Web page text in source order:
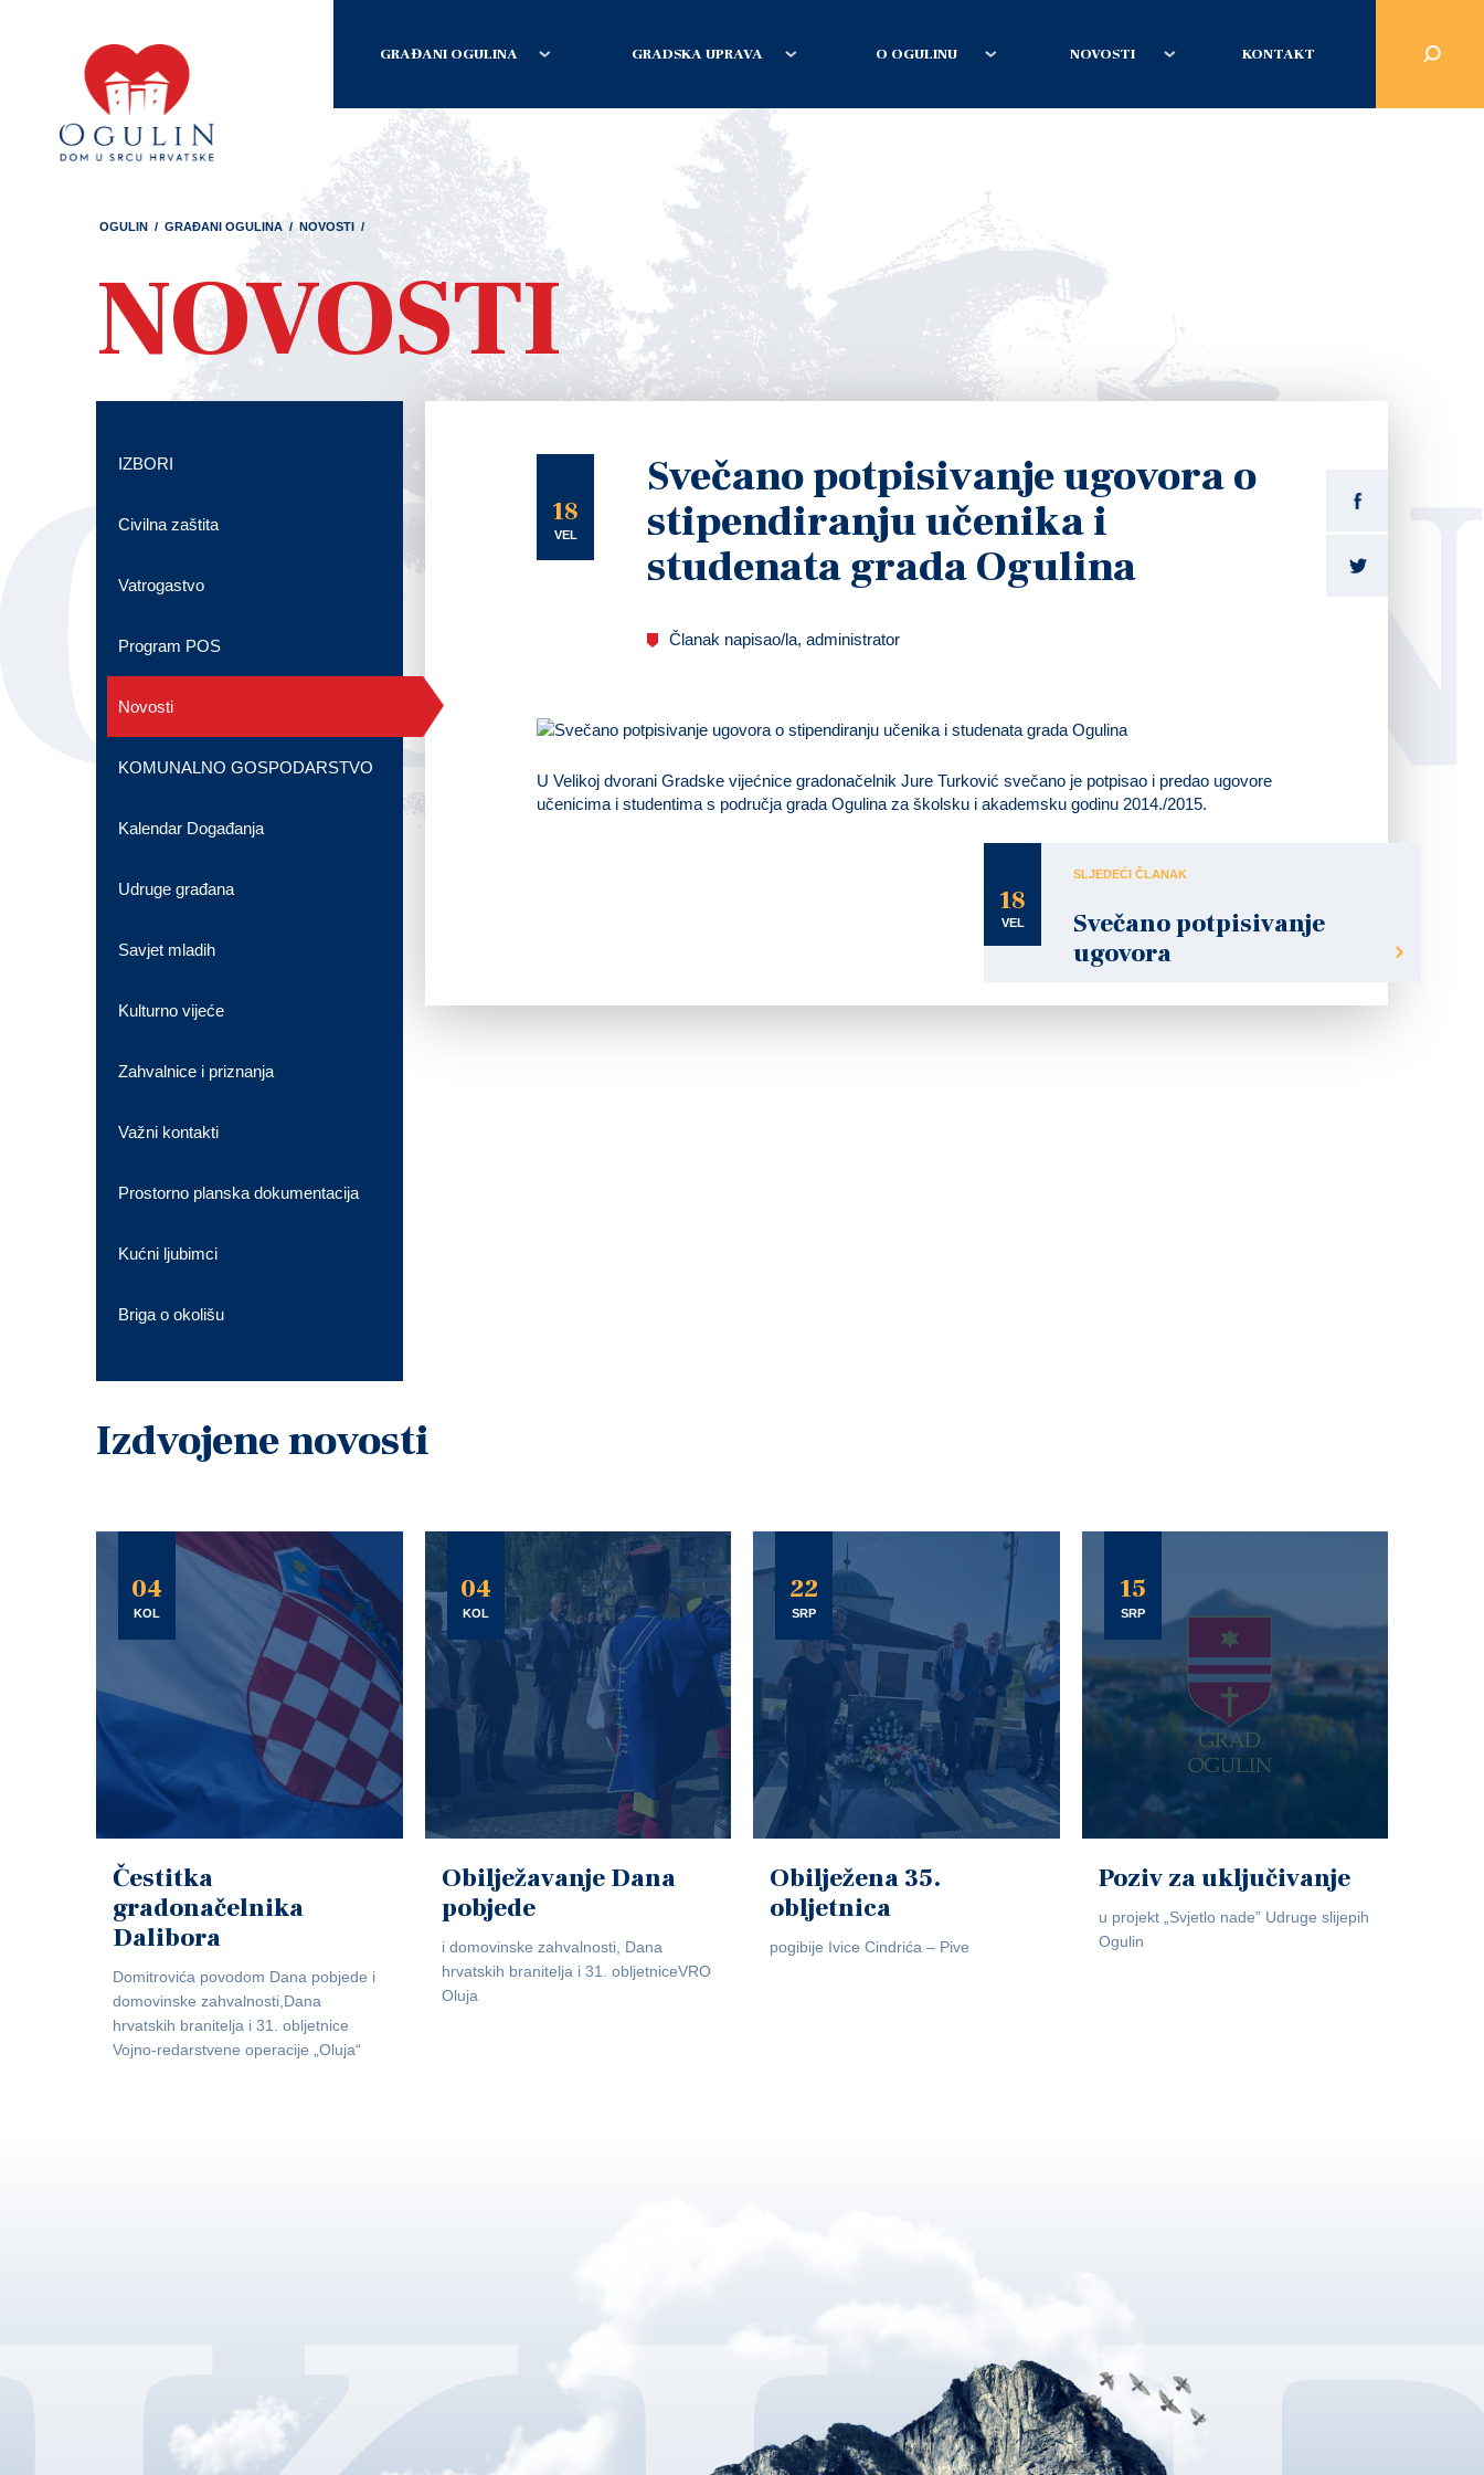
GRAĐANI OGULINA GRADSKA UPRAVA O OGULINU NOVOSTI KONTAKT
OGULIN / GRAĐANI OGULINA / NOVOSTI /
NOVOSTI
18
VEL
Svečano potpisivanje ugovora o
stipendiranju učenika i
studenata grada Ogulina
Članak napisao/la, administrator
U Velikoj dvorani Gradske vijećnice gradonačelnik Jure Turković svečano je potpisao i predao ugovore
učenicima i studentima s područja grada Ogulina za školsku i akademsku godinu 2014./2015.
18
VEL
SLJEDEĆI ČLANAK
Svečano potpisivanje
ugovora
IZBORI
Civilna zaštita
Vatrogastvo
Program POS
Novosti
KOMUNALNO GOSPODARSTVO
Kalendar Događanja
Udruge građana
Savjet mladih
Kulturno vijeće
Zahvalnice i priznanja
Važni kontakti
Prostorno planska dokumentacija
Kućni ljubimci
Briga o okolišu
Izdvojene novosti
04
KOL
Čestitka
gradonačelnika
Dalibora
Domitrovića povodom Dana pobjede i
domovinske zahvalnosti,Dana
hrvatskih branitelja i 31. obljetnice
Vojno-redarstvene operacije „Oluja“
04
KOL
Obilježavanje Dana
pobjede
i domovinske zahvalnosti, Dana
hrvatskih branitelja i 31. obljetniceVRO
Oluja
22
SRP
Obilježena 35.
obljetnica
pogibije Ivice Cindrića – Pive
15
SRP
Poziv za uključivanje
u projekt „Svjetlo nade” Udruge slijepih
Ogulin